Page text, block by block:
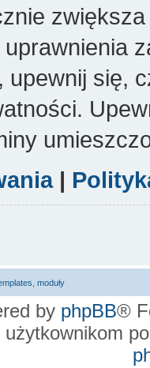
upewnij się,
|
moduły
by phpBB®
użytkownikom